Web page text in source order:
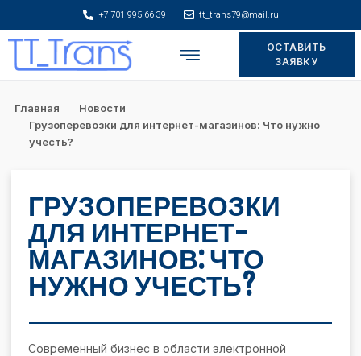
+7 701 995 66 39 tt_trans79@mail.ru
ОСТАВИТЬ
ЗАЯВКУ
Главная
Новости
Грузоперевозки для интернет-магазинов: Что нужно
учесть?
ГРУЗОПЕРЕВОЗКИ
ДЛЯ ИНТЕРНЕТ-
МАГАЗИНОВ: ЧТО
НУЖНО УЧЕСТЬ?
Современный бизнес в области электронной